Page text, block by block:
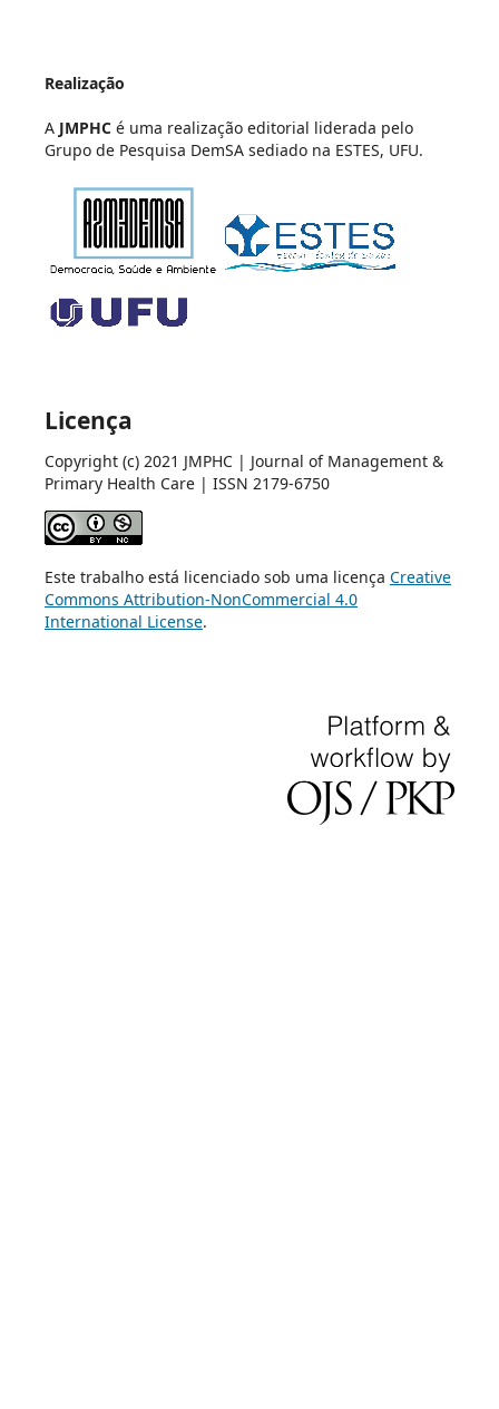
Realização
A JMPHCé uma realização editorial liderada pelo
Grupo de Pesquisa DemSA sediado na ESTES, UFU.
Licença
Copyright (c) 2021 JMPHC | Journal of Management &
Primary Health Care | ISSN 2179-6750
Este trabalho está licenciado sob uma licença Creative
Commons Attribution-NonCommercial 4.0
International License.